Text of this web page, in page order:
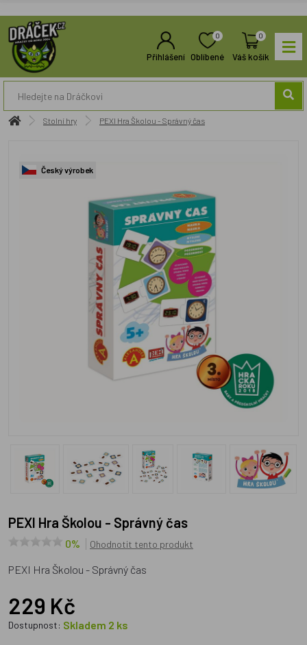
Přihlášení
0
Oblíbené
0
Váš košík
Stolní hry PEXI Hra Školou - Správný čas
Český výrobek
PEXI Hra Školou - Správný čas
0% Ohodnotit tento produkt
PEXI Hra Školou - Správný čas
229 Kč
Dostupnost: Skladem 2 ks